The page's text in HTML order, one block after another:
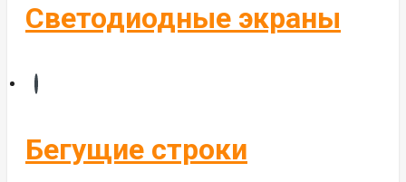
Светодиодные экраны
Бегущие строки